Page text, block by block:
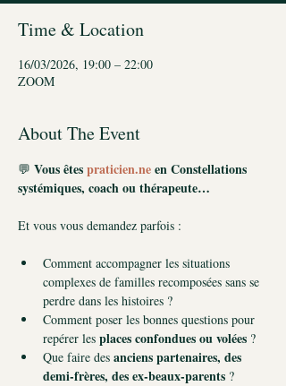
Time & Location
16/03/2026, 19:00 – 22:00
ZOOM
About The Event
💬 Vous êtes praticien.ne en Constellations
systémiques, coach ou thérapeute…
Et vous vous demandez parfois :
Comment accompagner les situations
complexes de familles recomposées sans se
perdre dans les histoires ?
Comment poser les bonnes questions pour
repérer les places confondues ou volées ?
Que faire des anciens partenaires, des
demi-frères, des ex-beaux-parents ?